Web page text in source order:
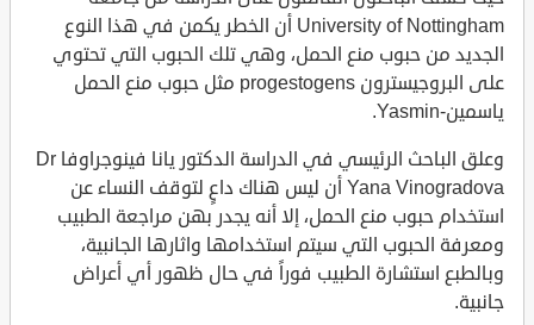
University of Nottingham أن الخطر يكمن في هذا النوع
الجديد من حبوب منع الحمل، وهي تلك الحبوب التي تحتوي
على البروجيسترون progestogens مثل حبوب منع الحمل
ياسمين-Yasmin.
وعلق الباحث الرئيسي في الدراسة الدكتور يانا فينوجراوفا Dr
Yana Vinogradova أن ليس هناك داعٍ لتوقف النساء عن
استخدام حبوب منع الحمل، إلا أنه يجدر بهن مراجعة الطبيب
ومعرفة الحبوب التي سيتم استخدامها واثارها الجانبية،
وبالطبع استشارة الطبيب فوراً في حال ظهور أي أعراض
جانبية.